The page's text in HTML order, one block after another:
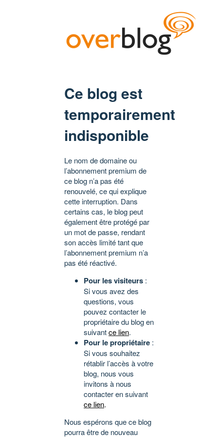
Ce blog est
temporairement
indisponible
Le nom de domaine ou
l’abonnement premium de
ce blog n’a pas été
renouvelé, ce qui explique
cette interruption. Dans
certains cas, le blog peut
également être protégé par
un mot de passe, rendant
son accès limité tant que
l’abonnement premium n’a
pas été réactivé.
Pour les visiteurs :
Si vous avez des
questions, vous
pouvez contacter le
propriétaire du blog en
suivantce lien.
Pour le propriétaire :
Si vous souhaitez
rétablir l’accès à votre
blog, nous vous
invitons à nous
contacter en suivant
ce lien.
Nous espérons que ce blog
pourra être de nouveau